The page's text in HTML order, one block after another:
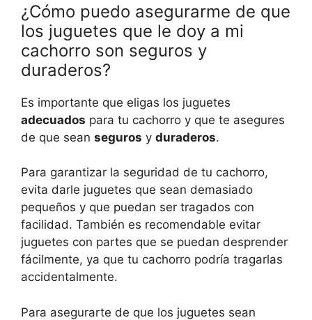
¿Cómo puedo asegurarme de que
los juguetes que le doy a mi
cachorro son seguros y
duraderos?
Es importante que eligas los juguetes
adecuados para tu cachorro y que te asegures
de que sean seguros y duraderos.
Para garantizar la seguridad de tu cachorro,
evita darle juguetes que sean demasiado
pequeños y que puedan ser tragados con
facilidad. También es recomendable evitar
juguetes con partes que se puedan desprender
fácilmente, ya que tu cachorro podría tragarlas
accidentalmente.
Para asegurarte de que los juguetes sean